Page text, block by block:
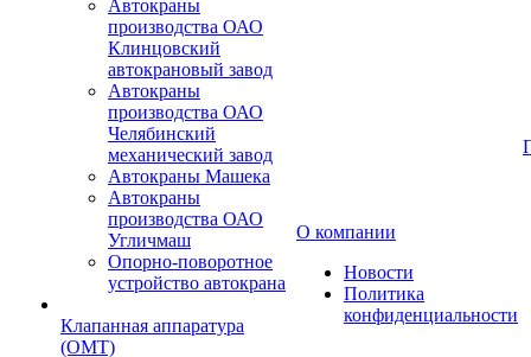
Автокраны
производства ОАО
Клинцовский
автокрановый завод
Автокраны
производства ОАО
Челябинский
механический завод
Автокраны Машека
Автокраны
производства ОАО
Угличмаш
Опорно-поворотное
устройство автокрана
Клапанная аппаратура
(OMT)
О компании
Новости
Политика
конфиденциальности